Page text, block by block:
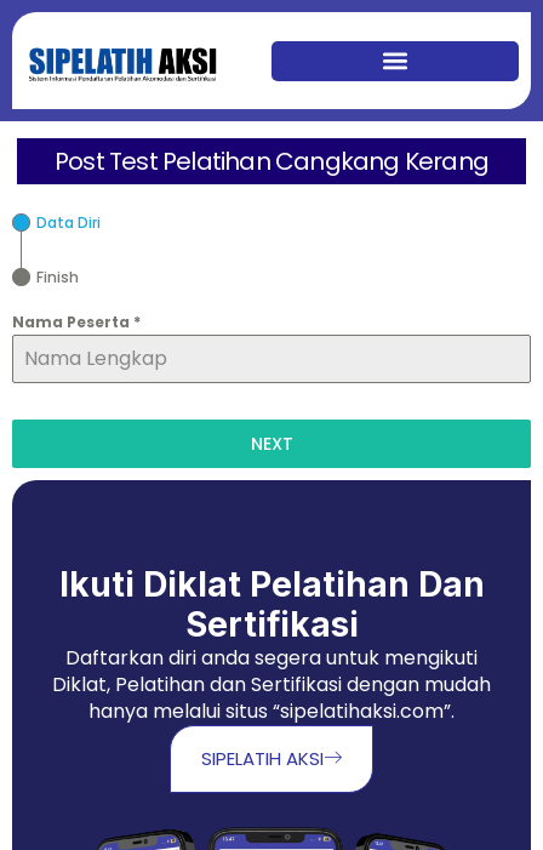
Post Test Pelatihan Cangkang Kerang
Data Diri
Finish
Nama Peserta *
NEXT
Ikuti Diklat Pelatihan Dan
Sertifikasi
Daftarkan diri anda segera untuk mengikuti
Diklat, Pelatihan dan Sertifikasi dengan mudah
hanya melalui situs “sipelatihaksi.com”.
SIPELATIH AKSI